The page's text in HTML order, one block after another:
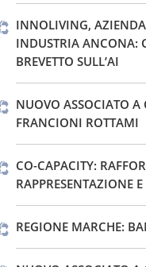
INNOLIVING,
INDUSTRIA ANCONA:
BREVETTO SULL’AI
NUOVO ASSOCIATO
FRANCIONI ROTTAMI
CO-CAPACITY:
RAPPRESENTAZIONE
REGIONE MARCHE: